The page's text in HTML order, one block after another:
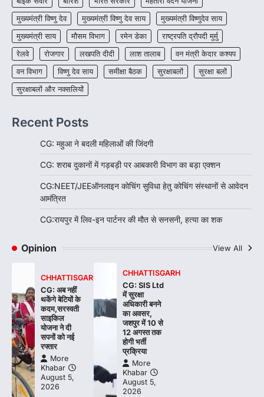
4
सनसनी, हत्या का शक
More Khabar August 6, 2026
रायपुर। राजधानी रायपुर से एक सनसनीखेज मामला
सामने आया है। मुजगहन थाना क्षेत्र के बोरियाकला…
मुख्यमंत्री विष्णु देव
मुख्यमंत्री विष्णु देव साय
मुख्यमंत्री विष्णुदेव साय
मुख्यमंत्री साय
मौसम विभाग रमेन डेका
राष्ट्रपति द्रौपदी मुर्मु
रेलवे
रोजगार लखपति दीदी लाश तालाब
वन मंत्री केदार कश्यप
वन विभाग
विष्णु देव साय समीक्षा बैठक सुरक्षाबलों
सुरक्षा बलों
सुरक्षाबलों और नक्सलियों
Recent Posts
CG: महुआ ने बदली महिलाओं की जिंदगी
CG: शराब दुकानों में गड़बड़ी पर आबकारी विभाग का बड़ा एक्शन
CG:NEET/JEEऑनलाइन कोचिंग सुविधा हेतु कोचिंग संस्थानों से आवेदन
आमंत्रित
CG:रायपुर में लिव-इन पार्टनर की मौत से सनसनी, हत्या का शक
Opinion View All
CHHATTISGARH
CG: अब नहीं
थकेंगे बेटियों के
कदम,सरस्वती
साइकिल
योजना ने दी
सपनों को नई
रफ्तार
More
Khabar
August 5,
2026
CHHATTISGARH
CG: SIS Ltd
में सुरक्षा
अधिकारी बनने
का अवसर,
जशपुर में 10 से
12 अगस्त तक
होगी भर्ती
प्रक्रिया
More
Khabar
August 5,
2026